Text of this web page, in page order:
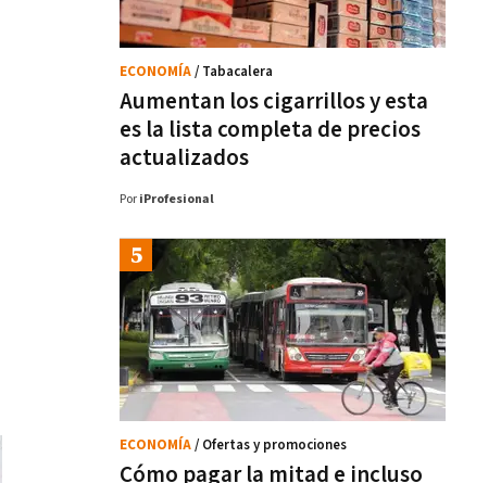
Aumentan los cigarrillos y esta
es la lista completa de precios
actualizados
ECONOMÍA/ Tabacalera
Por iProfesional
Cómo pagar la mitad e incluso
ECONOMÍA/ Ofertas y promociones